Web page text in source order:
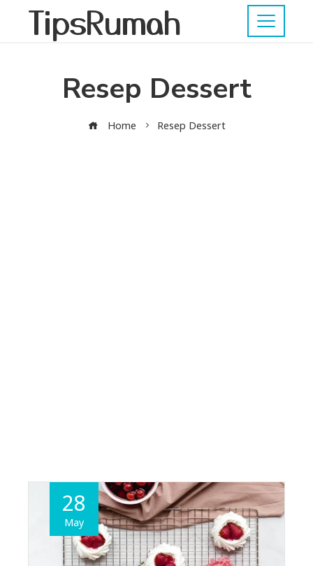
TipsRumah
Resep Dessert
Home Resep Dessert
28
May